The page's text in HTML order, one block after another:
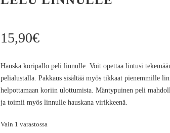
15,90€
Hauska koripallo peli linnulle. Voit opettaa lintusi
pelialustalla. Pakkaus sisältää myös tikkaat pienemmille
helpottamaan koriin ulottumista. Mäntypuinen peli
ja toimii myös linnulle hauskana virikkeenä.
Vain 1 varastossa